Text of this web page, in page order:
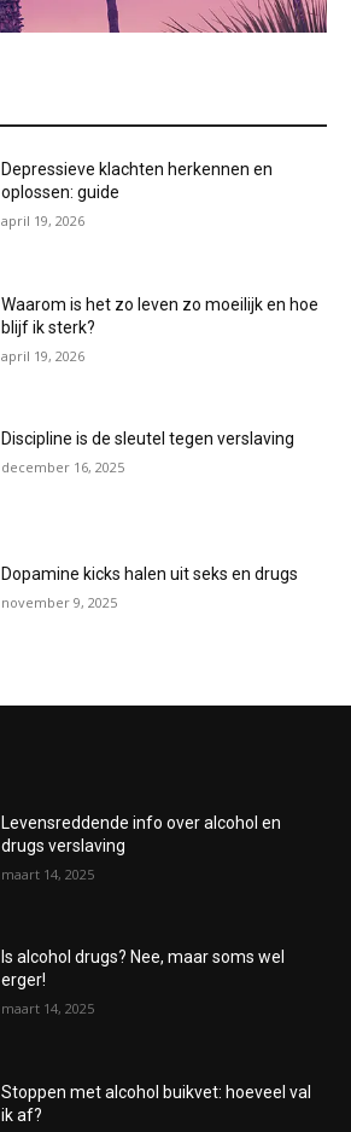
Depressieve klachten herkennen en
oplossen: guide
april 19, 2026
Waarom is het zo leven zo moeilijk en hoe
blijf ik sterk?
april 19, 2026
Discipline is de sleutel tegen verslaving
december 16, 2025
Dopamine kicks halen uit seks en drugs
november 9, 2025
Levensreddende info over alcohol en
drugs verslaving
maart 14, 2025
Is alcohol drugs? Nee, maar soms wel
erger!
maart 14, 2025
Stoppen met alcohol buikvet: hoeveel val
ik af?